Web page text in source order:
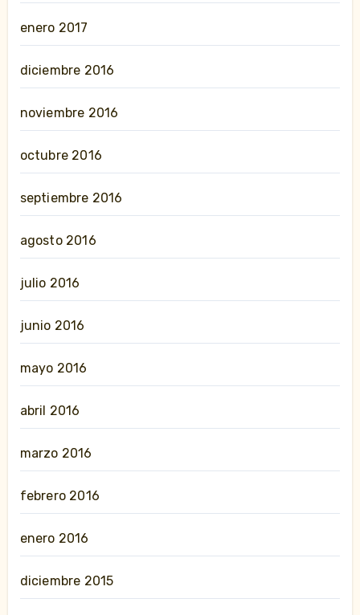
enero 2017
diciembre 2016
noviembre 2016
octubre 2016
septiembre 2016
agosto 2016
julio 2016
junio 2016
mayo 2016
abril 2016
marzo 2016
febrero 2016
enero 2016
diciembre 2015